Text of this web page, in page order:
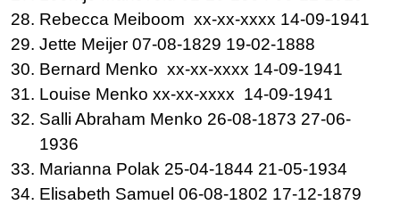
Rebecca Meiboom xx-xx-xxxx 14-09-1941
Jette Meijer 07-08-1829 19-02-1888
Bernard Menko xx-xx-xxxx 14-09-1941
Louise Menko xx-xx-xxxx 14-09-1941
Salli Abraham Menko 26-08-1873 27-06-
1936
Marianna Polak 25-04-1844 21-05-1934
Elisabeth Samuel 06-08-1802 17-12-1879